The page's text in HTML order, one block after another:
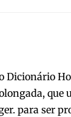
Dicionário
que
para ser